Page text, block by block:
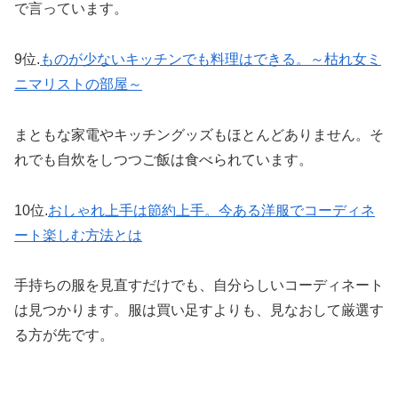
で言っています。
9位. ものが少ないキッチンでも料理はできる。～枯れ女ミ
ニマリストの部屋～
まともな家電やキッチングッズもほとんどありません。そ
れでも自炊をしつつご飯は食べられています。
10位.おしゃれ上手は節約上手。今ある洋服でコーディネ
ート楽しむ方法とは
手持ちの服を見直すだけでも、自分らしいコーディネート
は見つかります。服は買い足すよりも、見なおして厳選す
る方が先です。